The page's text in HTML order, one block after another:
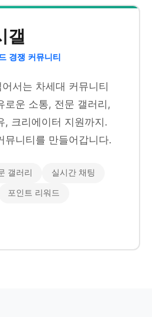
갤
경쟁 커뮤니티
서는 차세대 커뮤니티
로운 소통, 전문 갤러리,
, 크리에이터 지원까지.
뮤니티를 만들어갑니다.
갤러리 실시간 채팅
포인트 리워드